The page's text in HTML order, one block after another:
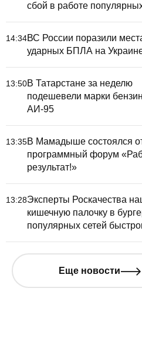
сбой в работе
14:34ВС России поразили
ударных БПЛА на
13:50В Татарстане за неделю
подешевели марки
АИ-95
13:35В Мамадыше состоялся
программный форум
результат!»
13:28Эксперты Роскачества
кишечную палочку в
популярных сетей
Еще новости